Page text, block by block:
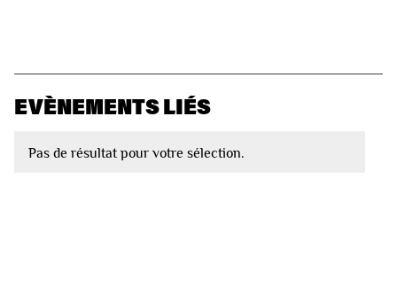
EVÈNEMENTS LIÉS
Pas de résultat pour votre sélection.